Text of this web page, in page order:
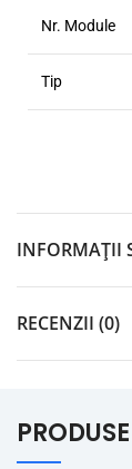
Nr. Module
Tip
INFORMAȚII
RECENZII (0)